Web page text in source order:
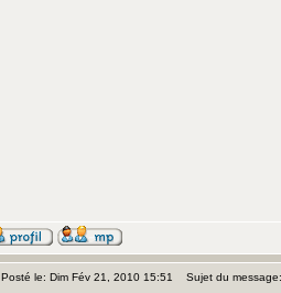
Posté le: Dim Fév 21, 2010 15:51 Sujet du message: